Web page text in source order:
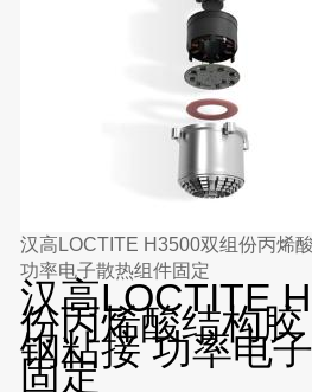
汉高LOCTITE H3500双组份丙烯
功率电子散热组件固定
汉高LOCTITE
份丙烯酸结构
钢粘接 功率电
固定